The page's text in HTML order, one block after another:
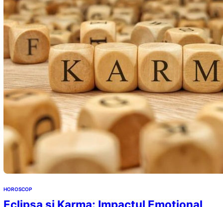
HOROSCOP
Eclipsa și Karma: Impactul Emoțional